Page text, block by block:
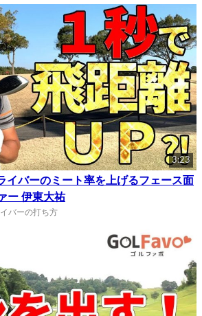
3:23
イバーのミート率を上げるフェース面
ー 伊東大祐
イバーの打ち方